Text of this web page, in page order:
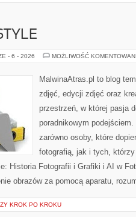
- 6 - 2026 MOŻLIWOŚĆ
MalwinaAtras.pl to blog
zdjęć, edycji zdjęć oraz
przestrzeń, w której pasja
poradnikowym
zarówno osoby, które
fotografią, jak i tych,
Historia Fotografii i Grafiki i AI w
obrazów za pomocą aparatu,
KROK PO KROKU